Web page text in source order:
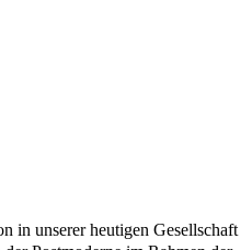
in unserer heutigen Gesellschaft